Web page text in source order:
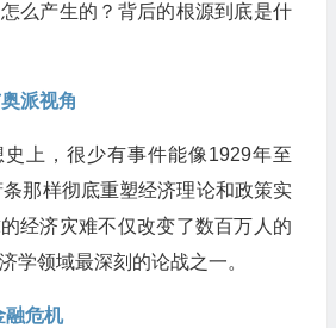
么产生的？背后的根源到底是什
派视角
上，很少有事件能像1929年至
那样彻底重塑经济理论和政策实
经济灾难不仅改变了数百万人的
学领域最深刻的论战之一。
融危机